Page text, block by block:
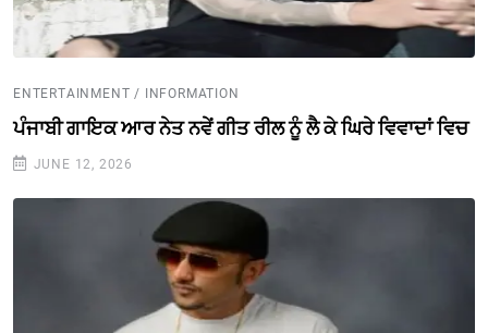
ENTERTAINMENT / INFORMATION
ਪੰਜਾਬੀ ਗਾਇਕ ਆਰ ਨੇਤ ਨਵੇਂ ਗੀਤ ਰੀਲ ਨੂੰ ਲੈ ਕੇ ਘਿਰੇ ਵਿਵਾਦਾਂ ਵਿਚ
JUNE 12, 2026